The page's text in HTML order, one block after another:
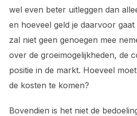
wel even beter uitleggen dan
en hoeveel geld je daarvoor
zal niet geen genoegen mee
over de groeimogelijkheden, de
positie in de markt. Hoeveel
de kosten te komen?
Bovendien is het niet de